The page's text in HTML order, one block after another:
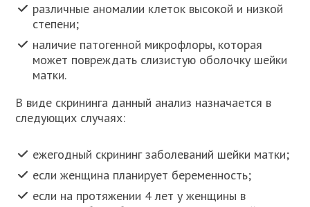
различные аномалии клеток высокой и низкой
степени;
наличие патогенной микрофлоры, которая
может повреждать слизистую оболочку шейки
матки.
В виде скрининга данный анализ назначается в
следующих случаях:
ежегодный скрининг заболеваний шейки матки;
если женщина планирует беременность;
если на протяжении 4 лет у женщины в